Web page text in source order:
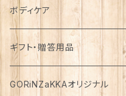
花瓶
鏡
アクセサリー
マフラー・ストール
ブランケット
食器
お箸
カトラリー
ガーデン雑貨
ジョウロ
鉢
ステーショナリー
紙類
ミニチュア
ダウン
ジャケット
パーカー・ウィンドブレーカー
長袖
半袖
五分丈、七分丈
ボトムス
スカート
キュロット
ワンピース・チュニック
ルームウェア・パジャマ
下着
食器・カトラリー
バッテリー
食料
パックご飯
お餅
飲料
水・炭酸水
ペーパー類
ドライフード
犬用
猫用
ウェットフード
無添加・手作り（犬用）
缶詰
ボディケア
基礎化粧品
化粧水
メイク用品
ギフト・贈答用品
食品・飲料
GORiNZaKKAオリジナル